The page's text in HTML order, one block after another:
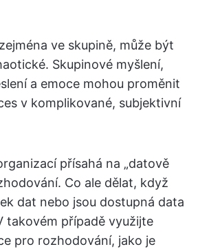
ve skupině, může být
Skupinové myšlení,
a emoce mohou proměnit
v komplikované, subjektivní
přísahá na „datově
Co ale dělat, když
dat nebo jsou dostupná data
takovém případě využijte
pro rozhodování, jako je